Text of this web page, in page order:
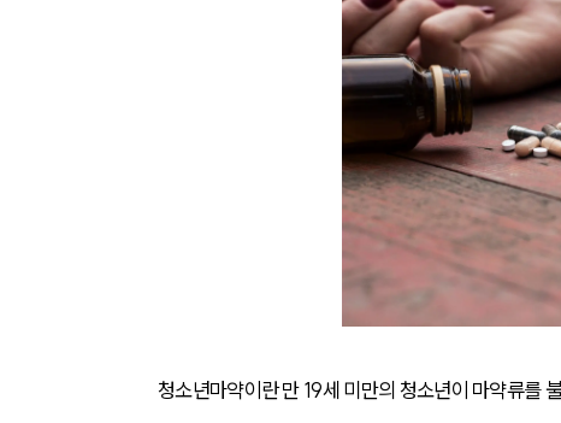
청소년마약이란 만 19세 미만의 청소년이 마약류를